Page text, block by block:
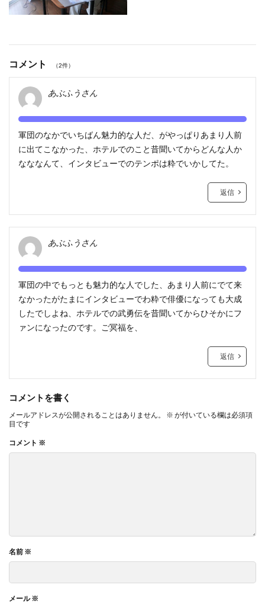
コメント （2件）
あぶふうさん
軍団のなかでいちばん魅力的な人だ、がやっぱりあまり人前
に出てこなかった、ホテルでのこと昔聞いてからどんな人か
なななんて、インタビューでのテンポは粋でいかしてた。
返信
あぶふうさん
軍団の中でもっとも魅力的な人でした、あまり人前にでて来
なかったがたまにインタビューでわ粋で俳優になっても大成
したでしよね、ホテルでの武勇伝を昔聞いてからひそかにフ
ァンになったのです。ご冥福を、
返信
コメントを書く
メールアドレスが公開されることはありません。 ※ が付いている欄は必須項
目です
コメント ※
名前 ※
メール※